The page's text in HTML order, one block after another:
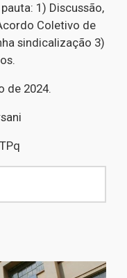
1) Discussão,
Coletivo de
sindicalização 3)
de 2024.